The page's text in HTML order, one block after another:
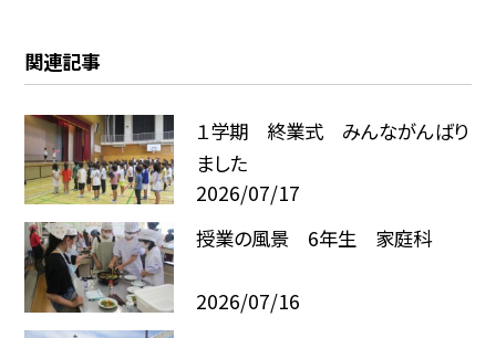
関連記事
１学期 終業式 みんながんばり
ました
2026/07/17
授業の風景 6年生 家庭科
2026/07/16